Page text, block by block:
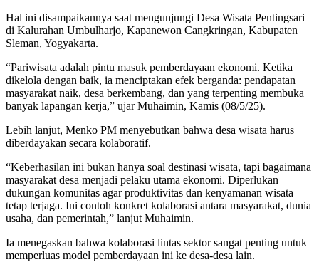
Hal ini disampaikannya saat mengunjungi Desa Wisata Pentingsari
di Kalurahan Umbulharjo, Kapanewon Cangkringan, Kabupaten
Sleman, Yogyakarta.
“Pariwisata adalah pintu masuk pemberdayaan ekonomi. Ketika
dikelola dengan baik, ia menciptakan efek berganda: pendapatan
masyarakat naik, desa berkembang, dan yang terpenting membuka
banyak lapangan kerja,” ujar Muhaimin, Kamis (08/5/25).
Lebih lanjut, Menko PM menyebutkan bahwa desa wisata harus
diberdayakan secara kolaboratif.
“Keberhasilan ini bukan hanya soal destinasi wisata, tapi bagaimana
masyarakat desa menjadi pelaku utama ekonomi. Diperlukan
dukungan komunitas agar produktivitas dan kenyamanan wisata
tetap terjaga. Ini contoh konkret kolaborasi antara masyarakat, dunia
usaha, dan pemerintah,” lanjut Muhaimin.
Ia menegaskan bahwa kolaborasi lintas sektor sangat penting untuk
memperluas model pemberdayaan ini ke desa-desa lain.